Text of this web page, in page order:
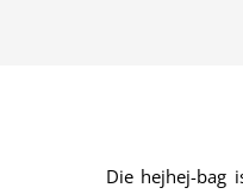
Die hejhej-bag